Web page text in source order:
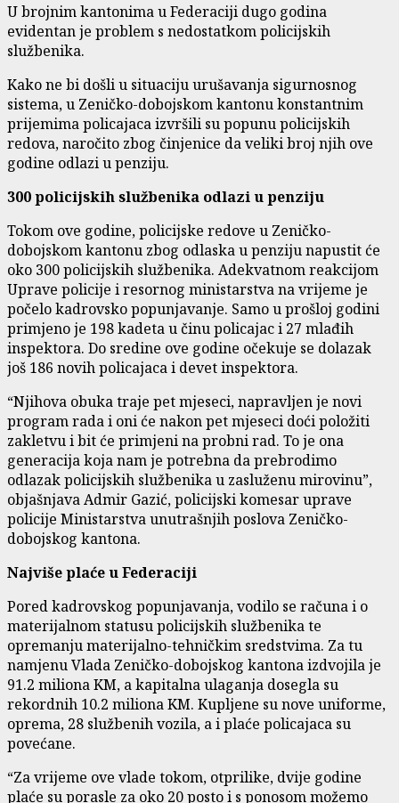
U brojnim kantonima u Federaciji dugo godina
evidentan je problem s nedostatkom policijskih
službenika.
Kako ne bi došli u situaciju urušavanja sigurnosnog
sistema, u Zeničko-dobojskom kantonu konstantnim
prijemima policajaca izvršili su popunu policijskih
redova, naročito zbog činjenice da veliki broj njih ove
godine odlazi u penziju.
300 policijskih službenika odlazi u penziju
Tokom ove godine, policijske redove u Zeničko-
dobojskom kantonu zbog odlaska u penziju napustit će
oko 300 policijskih službenika. Adekvatnom reakcijom
Uprave policije i resornog ministarstva na vrijeme je
počelo kadrovsko popunjavanje. Samo u prošloj godini
primjeno je 198 kadeta u činu policajac i 27 mlađih
inspektora. Do sredine ove godine očekuje se dolazak
još 186 novih policajaca i devet inspektora.
“Njihova obuka traje pet mjeseci, napravljen je novi
program rada i oni će nakon pet mjeseci doći položiti
zakletvu i bit će primjeni na probni rad. To je ona
generacija koja nam je potrebna da prebrodimo
odlazak policijskih službenika u zasluženu mirovinu”,
objašnjava Admir Gazić, policijski komesar uprave
policije Ministarstva unutrašnjih poslova Zeničko-
dobojskog kantona.
Najviše plaće u Federaciji
Pored kadrovskog popunjavanja, vodilo se računa i o
materijalnom statusu policijskih službenika te
opremanju materijalno-tehničkim sredstvima. Za tu
namjenu Vlada Zeničko-dobojskog kantona izdvojila je
91.2 miliona KM, a kapitalna ulaganja dosegla su
rekordnih 10.2 miliona KM. Kupljene su nove uniforme,
oprema, 28 službenih vozila, a i plaće policajaca su
povećane.
“Za vrijeme ove vlade tokom, otprilike, dvije godine
plaće su porasle za oko 20 posto i s ponosom možemo